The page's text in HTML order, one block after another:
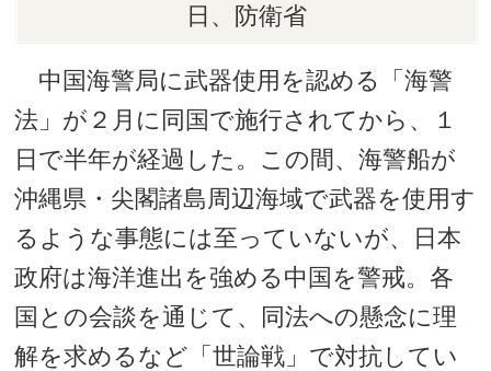
日、防衛省
中国海警局に武器使用を認める「海警
法」が２月に同国で施行されてから、１
日で半年が経過した。この間、海警船が
沖縄県・尖閣諸島周辺海域で武器を使用す
るような事態には至っていないが、日本
政府は海洋進出を強める中国を警戒。各
国との会談を通じて、同法への懸念に理
解を求めるなど「世論戦」で対抗してい